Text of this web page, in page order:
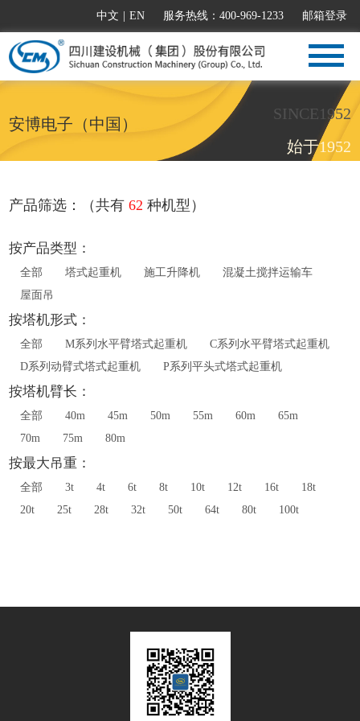
中文 EN 服务热线：400-969-1233 邮箱登录
安博电子（中国）
SINCE1952
始于1952
产品筛选：（共有62 种机型）
按产品类型：
全部 塔式起重机 施工升降机
混凝土搅拌运输车
屋面吊
按塔机形式：
全部 M系列水平臂塔式起重机
C系列水平臂塔式起重机
D系列动臂式塔式起重机
P系列平头式塔式起重机
按塔机臂长：
全部 40m 45m 50m 55m 60m
65m
70m
75m 80m
按最大吊重：
全部 3t 4t 6t 8t 10t 12t 16t
18t
20t
25t 28t 32t 50t 64t 80t 100t